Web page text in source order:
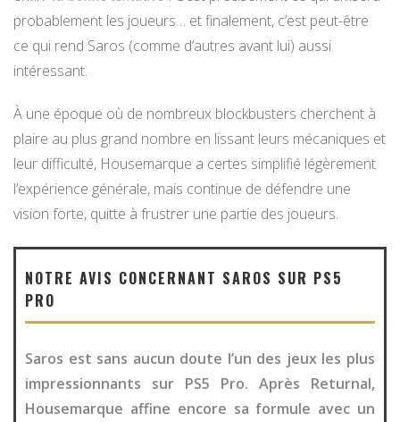
probablement les joueurs… et finalement, c’est peut-être
ce qui rend Saros (comme d’autres avant lui) aussi
intéressant.
À une époque où de nombreux blockbusters cherchent à
plaire au plus grand nombre en lissant leurs mécaniques et
leur difficulté, Housemarque a certes simplifié légèrement
l’expérience générale, mais continue de défendre une
vision forte, quitte à frustrer une partie des joueurs.
NOTRE AVIS CONCERNANT SAROS SUR PS5
PRO
Saros est sans aucun doute l’un des jeux les plus
impressionnants sur PS5 Pro. Après Returnal,
Housemarque affine encore sa formule avec un